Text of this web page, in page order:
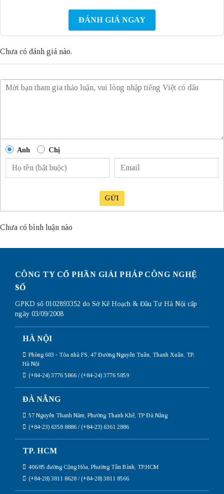
ĐÁNH GIÁ NGAY
Chưa có đánh giá nào.
Anh Chị
GỬI
Chưa có bình luận nào
CÔNG TY CỔ PHẦN GIẢI PHÁP CÔNG NGHỆ
SỐ
GPKD số 0102893352 do Sở Kế Hoạch & Đầu Tư Hà Nội cấp
ngày 03/09/2008
HÀ NỘI
Phòng 603 - Tòa nhà FS, 47 Đường Nguyễn Tuân, Thanh Xuân, TP.
Hà Nội
(+84-24) 3776 5866 / (+84-24) 3776 5859
ĐÀ NẴNG
57 Nguyễn Thanh Năm, Phường Thanh Khê, TP Đà Nẵng
(+84-23) 6358 8886 / (+84-23) 6361 2886
TP. HCM
406/85 đường Cộng Hòa, Phường Tân Bình, TP.HCM
(+84-28) 3811 8628 / (+84-28) 3811 8566